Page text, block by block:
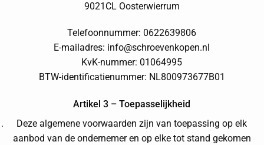
9021CL Oosterwierrum
Telefoonnummer: 0622639806
E-mailadres: info@schroevenkopen.nl
KvK-nummer: 01064995
BTW-identificatienummer: NL800973677B01
Artikel 3 – Toepasselijkheid
Deze algemene voorwaarden zijn van toepassing op elk
aanbod van de ondernemer en op elke tot stand gekomen